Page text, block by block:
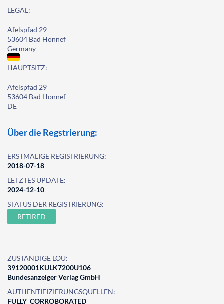
LEGAL:
Afelspfad 29
53604 Bad Honnef
Germany
HAUPTSITZ:
Afelspfad 29
53604 Bad Honnef
DE
Über die Regstrierung:
ERSTMALIGE REGISTRIERUNG:
2018-07-18
LETZTES UPDATE:
2024-12-10
STATUS DER REGISTRIERUNG:
RETIRED
ZUSTÄNDIGE LOU:
39120001KULK7200U106
Bundesanzeiger Verlag GmbH
AUTHENTIFIZIERUNGSQUELLEN:
FULLY_CORROBORATED